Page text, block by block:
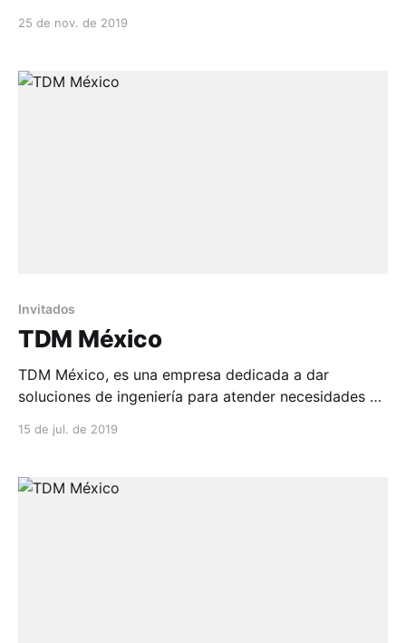
M...
25 de nov. de 2019
Invitados
TDM México
TDM México, es una empresa dedicada a dar
soluciones de ingeniería para atender necesidades de
vías,...
15 de jul. de 2019